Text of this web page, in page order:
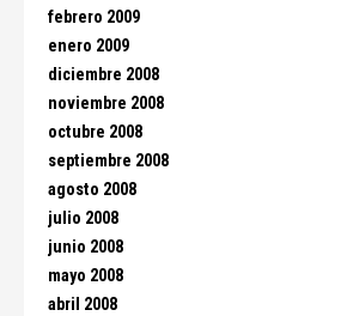
febrero 2009
enero 2009
diciembre 2008
noviembre 2008
octubre 2008
septiembre 2008
agosto 2008
julio 2008
junio 2008
mayo 2008
abril 2008